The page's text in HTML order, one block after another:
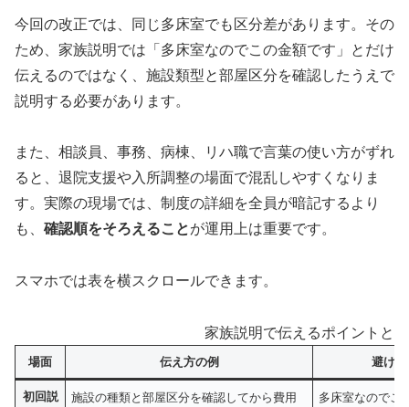
今回の改正では、同じ多床室でも区分差があります。その
ため、家族説明では「多床室なのでこの金額です」とだけ
伝えるのではなく、施設類型と部屋区分を確認したうえで
説明する必要があります。
また、相談員、事務、病棟、リハ職で言葉の使い方がずれ
ると、退院支援や入所調整の場面で混乱しやすくなりま
す。実際の現場では、制度の詳細を全員が暗記するより
も、 確認順をそろえることが運用上は重要です。
スマホでは表を横スクロールできます。
家族説明で伝えるポイントと
場面 伝え方の例 避け
初回説
施設の種類と部屋区分を確認してから費用
多床室なのでこ